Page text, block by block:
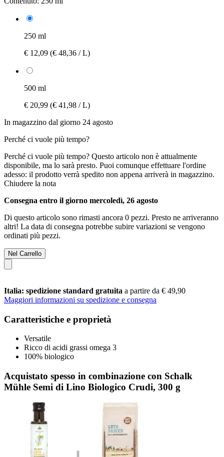
250 ml
€ 12,09 (€ 48,36 / L)
500 ml
€ 20,99 (€ 41,98 / L)
In magazzino dal giorno 24 agosto
Perché ci vuole più tempo?
Perché ci vuole più tempo? Questo articolo non è attualmente
disponibile, ma lo sarà presto. Puoi comunque effettuare l'ordine
adesso: il prodotto verrà spedito non appena arriverà in magazzino.
Chiudere la nota
Consegna entro il giorno mercoledì, 26 agosto
Di questo articolo sono rimasti ancora 0 pezzi. Presto ne arriveranno
altri! La data di consegna potrebbe subire variazioni se vengono
ordinati più pezzi.
Nel Carrello
Italia: spedizione standard gratuita a partire da € 49,90
Maggiori informazioni su spedizione e consegna
Caratteristiche e proprietà
Versatile
Ricco di acidi grassi omega 3
100% biologico
Acquistato spesso in combinazione con Schalk
Mühle Semi di Lino Biologico Crudi, 300 g